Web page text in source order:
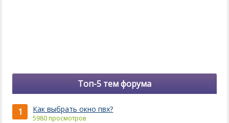
Топ-5 тем форума
1 Как выбрать окно пвх?
5980 просмотров